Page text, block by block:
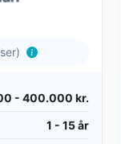
- 400.000 kr.
1 - 15 år